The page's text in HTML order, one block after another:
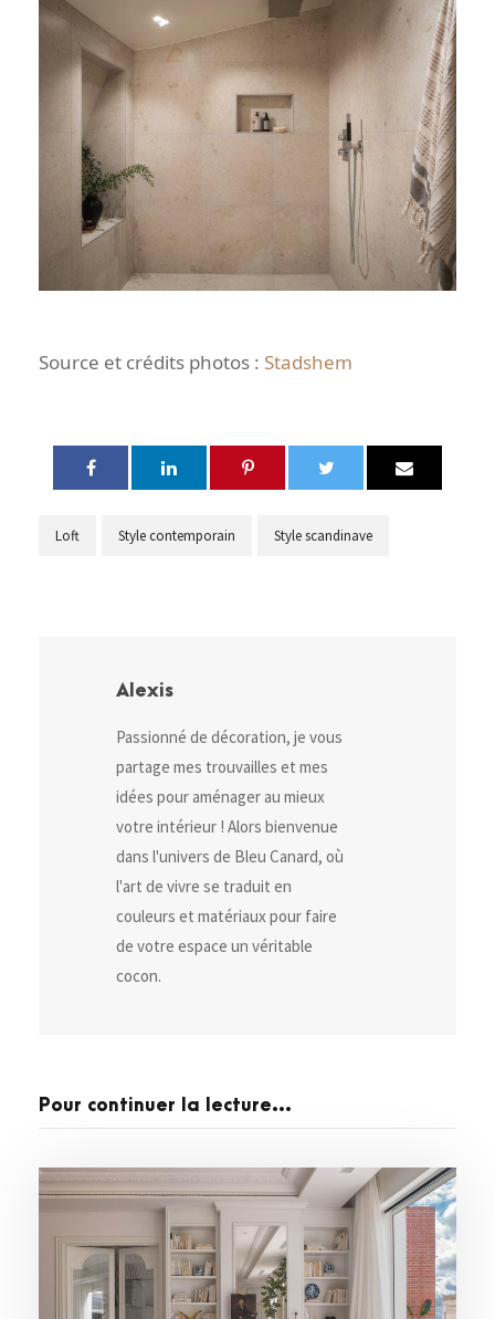
Source et crédits photos : Stadshem
Loft Style contemporain Style scandinave
Alexis
Passionné de décoration, je vous
partage mes trouvailles et mes
idées pour aménager au mieux
votre intérieur ! Alors bienvenue
dans l'univers de Bleu Canard, où
l'art de vivre se traduit en
couleurs et matériaux pour faire
de votre espace un véritable
cocon.
Pour continuer la lecture...